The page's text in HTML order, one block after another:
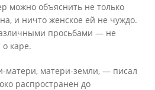
можно объяснить не только
и ничто женское ей не чуждо.
просьбами — не
о каре.
матери, матери-земли, — писал
распространен до